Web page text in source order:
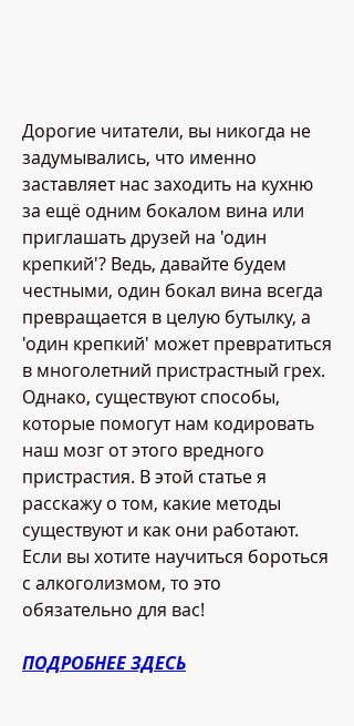
Дорогие читатели, вы никогда не
задумывались, что именно
заставляет нас заходить на кухню
за ещё одним бокалом вина или
приглашать друзей на 'один
крепкий'? Ведь, давайте будем
честными, один бокал вина всегда
превращается в целую бутылку, а
'один крепкий' может превратиться
в многолетний пристрастный грех.
Однако, существуют способы,
которые помогут нам кодировать
наш мозг от этого вредного
пристрастия. В этой статье я
расскажу о том, какие методы
существуют и как они работают.
Если вы хотите научиться бороться
с алкоголизмом, то это
обязательно для вас!
ПОДРОБНЕЕ ЗДЕСЬ